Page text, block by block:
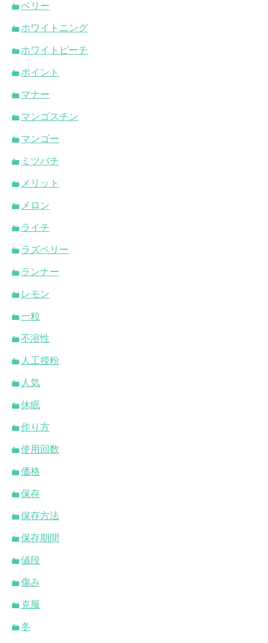
ベリー
ホワイトニング
ホワイトピーチ
ポイント
マナー
マンゴスチン
マンゴー
ミツバチ
メリット
メロン
ライチ
ラズベリー
ランナー
レモン
一粒
不溶性
人工授粉
人気
休眠
作り方
使用回数
価格
保存
保存方法
保存期間
値段
傷み
克服
冬